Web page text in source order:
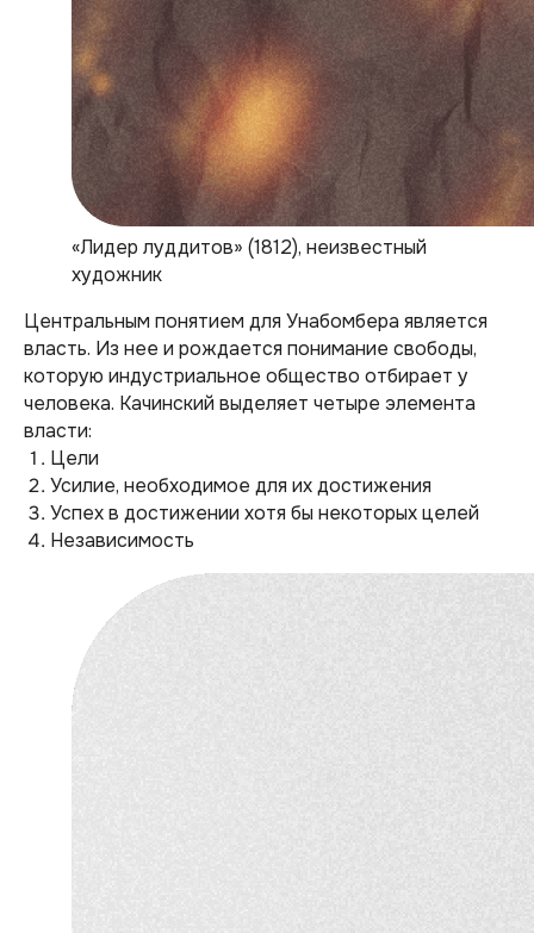
«Лидер луддитов» (1812), неизвестный
художник
Центральным понятием для Унабомбера является
власть. Из нее и рождается понимание свободы,
которую индустриальное общество отбирает у
человека. Качинский выделяет четыре элемента
власти:
Цели
Усилие, необходимое для их достижения
Успех в достижении хотя бы некоторых целей
Независимость